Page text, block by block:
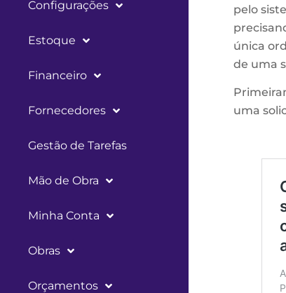
Configurações
Estoque
Financeiro
Fornecedores
Gestão de Tarefas
Mão de Obra
Minha Conta
Obras
Orçamentos
pelo
única
de uma
uma